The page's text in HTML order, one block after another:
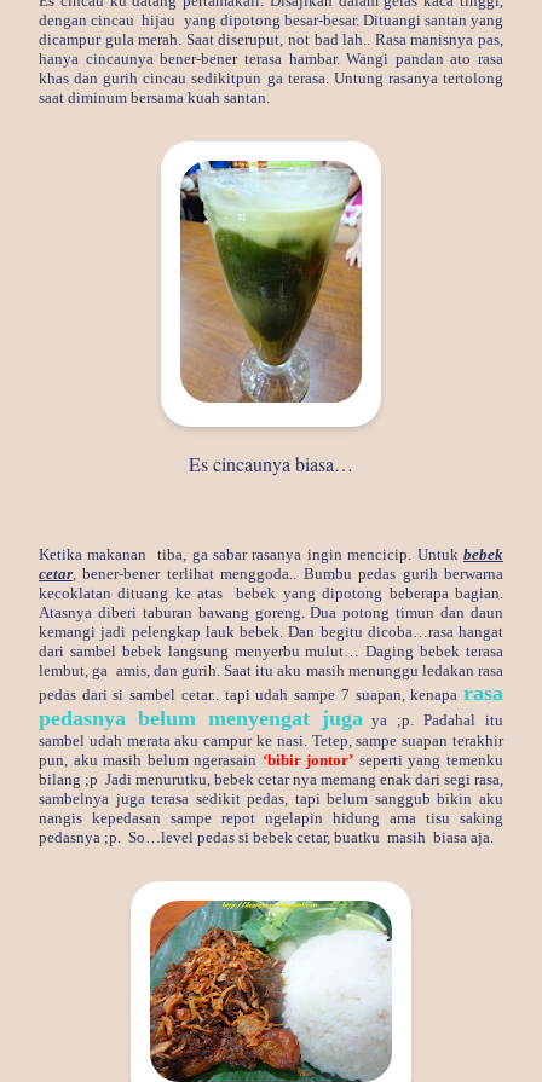
dengan cincau hijau yang dipotong besar-besar. Dituangi santan yang
dicampur gula merah. Saat diseruput, not bad lah.. Rasa manisnya pas,
hanya cincaunya bener-bener terasa hambar. Wangi pandan ato rasa
khas dan gurih cincau sedikitpun ga terasa. Untung rasanya tertolong
saat diminum bersama kuah santan.
Es cincaunya biasa…
Ketika makanan tiba, ga sabar rasanya ingin mencicip. Untuk bebek
cetar, bener-bener terlihat menggoda.. Bumbu pedas gurih berwarna
kecoklatan dituang ke atas bebek yang dipotong beberapa bagian.
Atasnya diberi taburan bawang goreng. Dua potong timun dan daun
kemangi jadi pelengkap lauk bebek. Dan begitu dicoba…rasa hangat
dari sambel bebek langsung menyerbu mulut… Daging bebek terasa
lembut, ga amis, dan gurih. Saat itu aku masih menunggu ledakan rasa
pedas dari si sambel cetar.. tapi udah sampe 7 suapan, kenapa rasa
pedasnya belum menyengat jugaya ;p. Padahal itu
sambel udah merata aku campur ke nasi. Tetep, sampe suapan terakhir
pun, aku masih belum ngerasain ‘bibir jontor’ seperti yang temenku
bilang ;p Jadi menurutku, bebek cetar nya memang enak dari segi rasa,
sambelnya juga terasa sedikit pedas, tapi belum sanggub bikin aku
nangis kepedasan sampe repot ngelapin hidung ama tisu saking
pedasnya ;p. So…level pedas si bebek cetar, buatku masih biasa aja.